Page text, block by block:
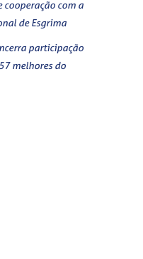
cooperação com a
de Esgrima
participação
melhores do